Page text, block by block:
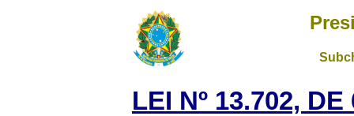
LEI Nº 13.702,